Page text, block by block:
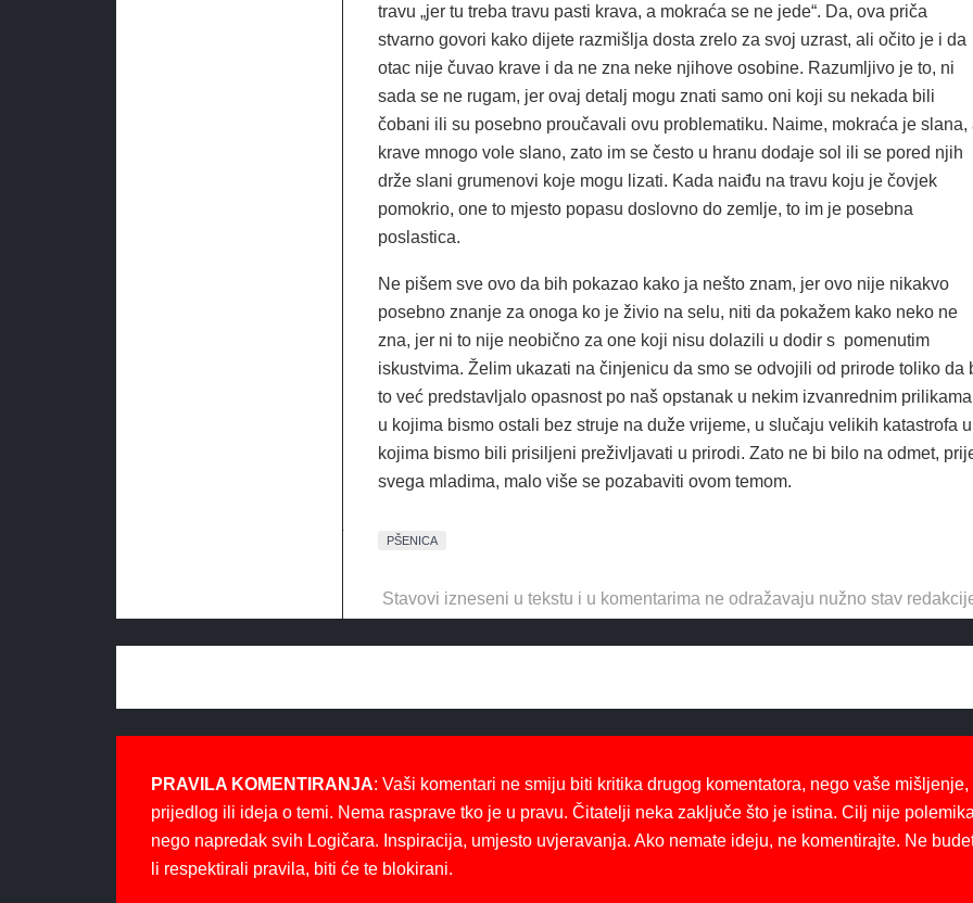
travu „jer tu treba travu pasti krava, a mokraća se ne jede“. Da, ova priča
stvarno govori kako dijete razmišlja dosta zrelo za svoj uzrast, ali očito je i da
otac nije čuvao krave i da ne zna neke njihove osobine. Razumljivo je to, ni
sada se ne rugam, jer ovaj detalj mogu znati samo oni koji su nekada bili
čobani ili su posebno proučavali ovu problematiku. Naime, mokraća je slana,
krave mnogo vole slano, zato im se često u hranu dodaje sol ili se pored njih
drže slani grumenovi koje mogu lizati. Kada naiđu na travu koju je čovjek
pomokrio, one to mjesto popasu doslovno do zemlje, to im je posebna
poslastica.
Ne pišem sve ovo da bih pokazao kako ja nešto znam, jer ovo nije nikakvo
posebno znanje za onoga ko je živio na selu, niti da pokažem kako neko ne
zna, jer ni to nije neobično za one koji nisu dolazili u dodir s pomenutim
iskustvima. Želim ukazati na činjenicu da smo se odvojili od prirode toliko da
to već predstavljalo opasnost po naš opstanak u nekim izvanrednim prilikama
u kojima bismo ostali bez struje na duže vrijeme, u slučaju velikih katastrofa u
kojima bismo bili prisiljeni preživljavati u prirodi. Zato ne bi bilo na odmet,
svega mladima, malo više se pozabaviti ovom temom.
PŠENICA
Stavovi izneseni u tekstu i u komentarima ne odražavaju nužno stav
PRAVILA KOMENTIRANJA: Vaši komentari ne smiju biti kritika drugog komentatora, nego vaše mišljenje,
prijedlog ili ideja o temi. Nema rasprave tko je u pravu. Čitatelji neka zaključe što je istina. Cilj nije
nego napredak svih Logičara. Inspiracija, umjesto uvjeravanja. Ako nemate ideju, ne komentirajte. Ne
li respektirali pravila, biti će te blokirani.